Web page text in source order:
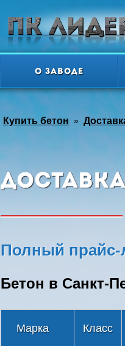
О заводе
Купить бетон »
Полный прайс-
Бетон в Санкт-
Марка Класс